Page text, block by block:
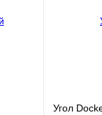
Угол